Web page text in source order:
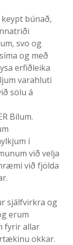
búnað,
svo og
og með
erfiðleika
varahluti
sölu á
Bílum.
í
við velja
við fjölda
sjálfvirkra og
erum
fyrir allar
okkar.